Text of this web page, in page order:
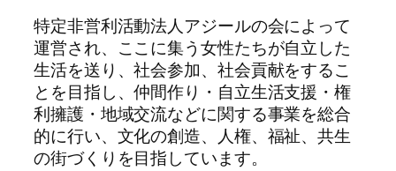
特定非営利活動法人アジールの会によって
運営され、ここに集う女性たちが自立した
生活を送り、社会参加、社会貢献をするこ
とを目指し、仲間作り・自立生活支援・権
利擁護・地域交流などに関する事業を総合
的に行い、文化の創造、人権、福祉、共生
の街づくりを目指しています。